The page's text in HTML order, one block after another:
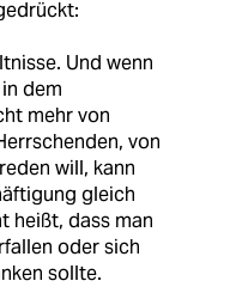
Und wenn
dem
mehr von
von
will, kann
gleich
heißt, dass man
oder sich
sollte.